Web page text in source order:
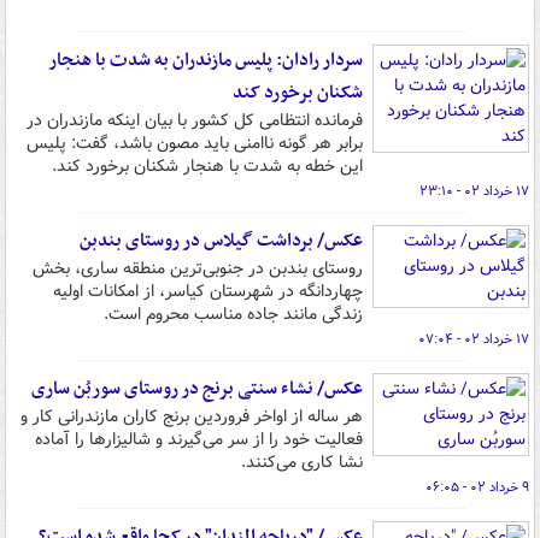
سردار رادان: پلیس مازندران به شدت با هنجار
شکنان برخورد کند
فرمانده انتظامی کل کشور با بیان اینکه مازندران در
برابر هر گونه ناامنی باید مصون باشد، گفت: پلیس
این خطه به شدت با هنجار شکنان برخورد کند.
۱۷ خرداد ۰۲ - ۲۳:۱۰
عکس/ برداشت گیلاس در روستای بندبن
روستای بندبن در جنوبی‌ترین منطقه ساری، بخش
چهاردانگه در شهرستان کیاسر، از امکانات اولیه
زندگی مانند جاده مناسب محروم است.
۱۷ خرداد ۰۲ - ۰۷:۰۴
عکس/ نشاء سنتی برنج در روستای سوربُن ساری
هر ساله از اواخر فروردین برنج کاران مازندرانی کار و
فعالیت خود را از سر می‌گیرند و شالیزارها را آماده
نشا کاری می‌کنند.
۹ خرداد ۰۲ - ۰۶:۰۵